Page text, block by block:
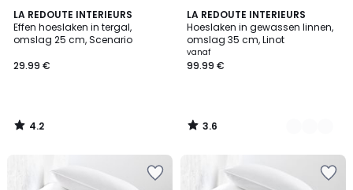
LA REDOUTE INTERIEURS
Effen hoeslaken in tergal,
omslag 25 cm, Scenario
29.99 €
4.2
/ 5
4.2
/
LA REDOUTE INTERIEURS
Hoeslaken in gewassen linnen,
omslag 35 cm, Linot
vanaf
99.99 €
3.6
/ 5
21
Kleuren
3.6
/